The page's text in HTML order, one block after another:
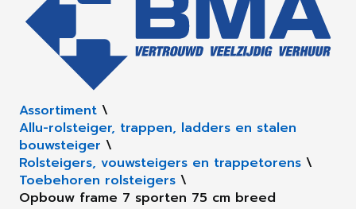
Assortiment \
Allu-rolsteiger, trappen, ladders en stalen
bouwsteiger \
Rolsteigers, vouwsteigers en trappetorens \
Toebehoren rolsteigers \
Opbouw frame 7 sporten 75 cm breed